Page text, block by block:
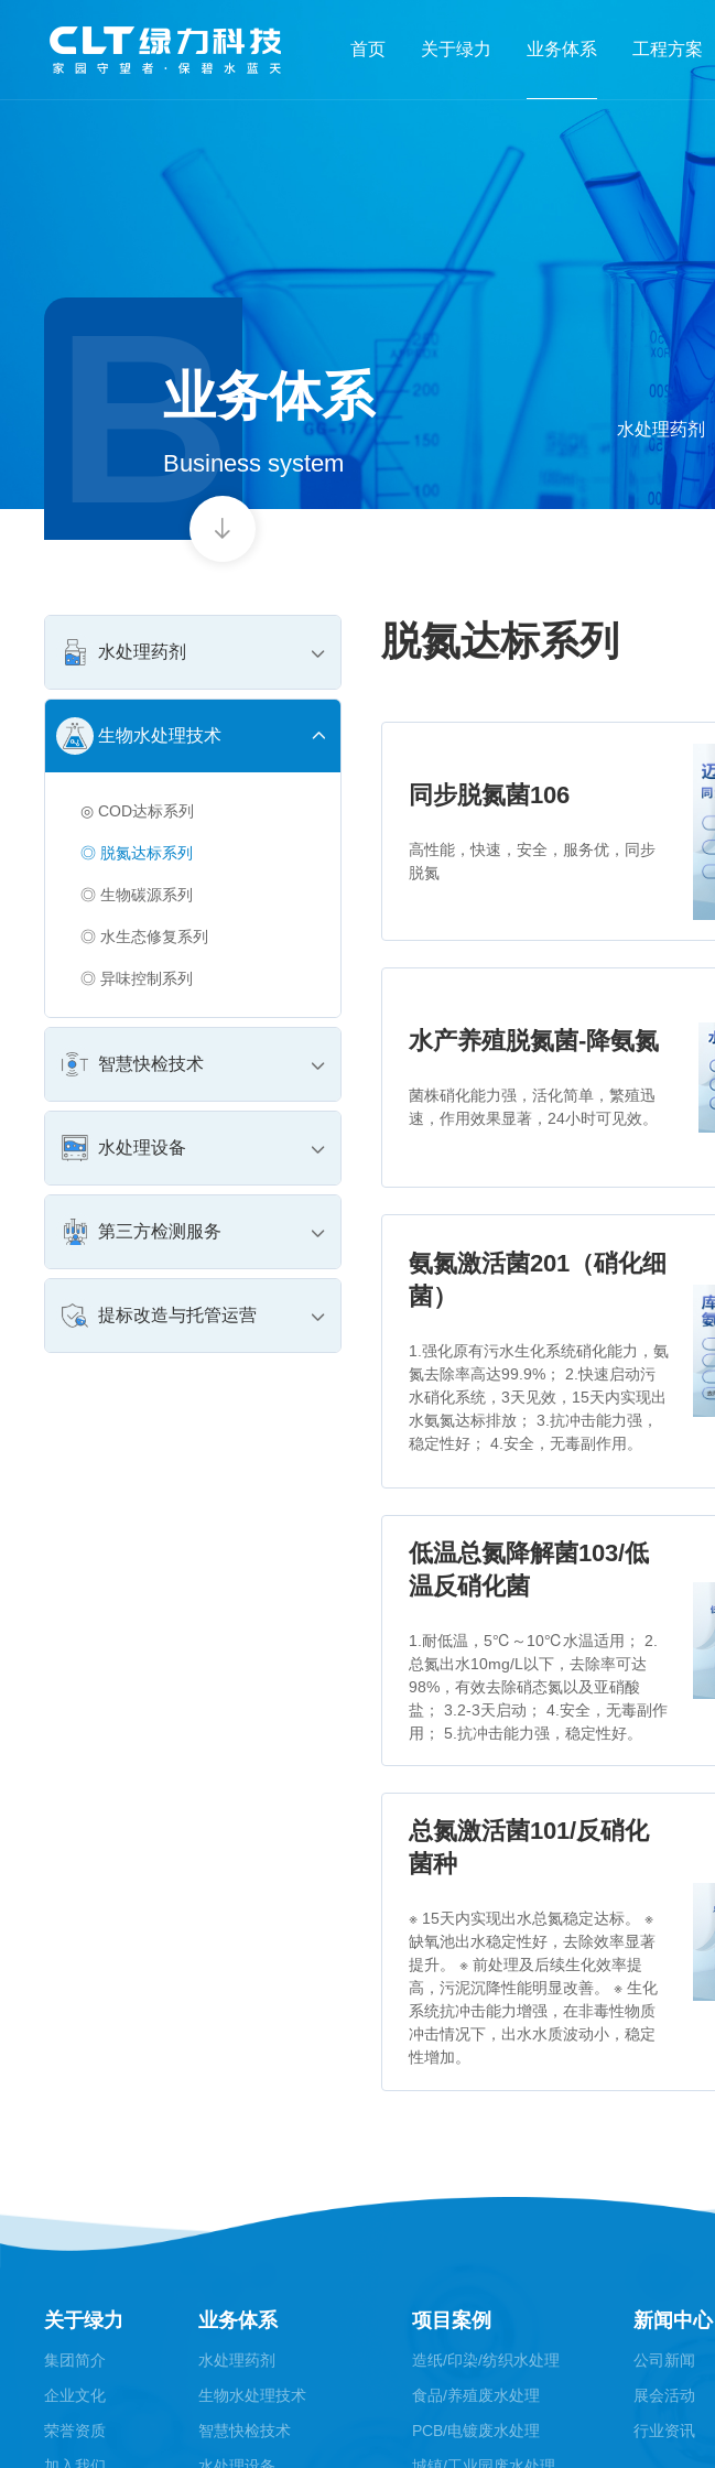
首页 关于绿力 业务体系 工程方案
B业务体系
Business system
水处理药剂
水处理药剂
生物水处理技术
◎ COD达标系列
◎ 脱氮达标系列
◎ 生物碳源系列
◎ 水生态修复系列
◎ 异味控制系列
智慧快检技术
水处理设备
第三方检测服务
提标改造与托管运营
脱氮达标系列
同步脱氮菌106
高性能，快速，安全，服务优，同步
脱氮
水产养殖脱氮菌-降氨氮
菌株硝化能力强，活化简单，繁殖迅
速，作用效果显著，24小时可见效。
氨氮激活菌201（硝化细
菌）
1.强化原有污水生化系统硝化能力，氨
氮去除率高达99.9%； 2.快速启动污
水硝化系统，3天见效，15天内实现出
水氨氮达标排放； 3.抗冲击能力强，
稳定性好； 4.安全，无毒副作用。
低温总氮降解菌103/低
温反硝化菌
1.耐低温，5℃～10℃水温适用； 2.
总氮出水10mg/L以下，去除率可达
98%，有效去除硝态氮以及亚硝酸
盐； 3.2-3天启动； 4.安全，无毒副作
用； 5.抗冲击能力强，稳定性好。
总氮激活菌101/反硝化
菌种
※ 15天内实现出水总氮稳定达标。 ※
缺氧池出水稳定性好，去除效率显著
提升。 ※ 前处理及后续生化效率提
高，污泥沉降性能明显改善。 ※ 生化
系统抗冲击能力增强，在非毒性物质
冲击情况下，出水水质波动小，稳定
性增加。
关于绿力
集团简介
企业文化
荣誉资质
业务体系
水处理药剂
生物水处理技术
智慧快检技术
项目案例
造纸/印染/纺织水处理
食品/养殖废水处理
PCB/电镀废水处理
新闻中心
公司新闻
展会活动
行业资讯